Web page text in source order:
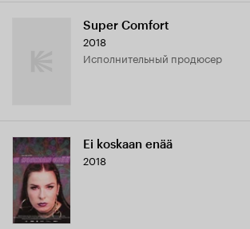
Super Comfort
2018
исполнительный продюсер
Ei koskaan enää
2018